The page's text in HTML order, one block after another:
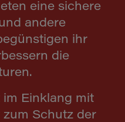
eine sichere
andere
ihr
die
im Einklang mit
Schutz der